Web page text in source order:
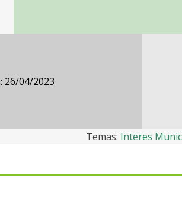
26/04/2023
Temas: Interes